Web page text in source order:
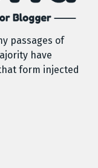
passages of
have
form injected